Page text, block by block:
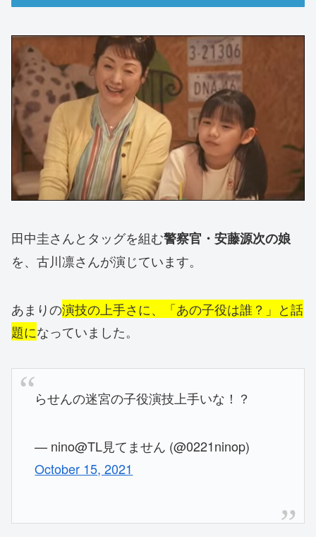
田中圭さんとタッグを組む警察官・安藤源次の娘
を、古川凛さんが演じています。
あまりの演技の上手さに、「あの子役は誰？」と話
題になっていました。
らせんの迷宮の子役演技上手いな！？
— nino@TL見てません (@0221ninop)
October 15, 2021